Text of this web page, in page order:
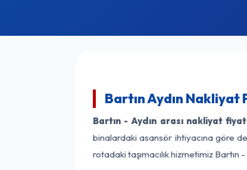
Bartın Aydın Nakliyat
Bartın - Aydın arası nakliyat
binalardaki asansör ihtiyacına göre
rotadaki taşımacılık hizmetimiz Bartın